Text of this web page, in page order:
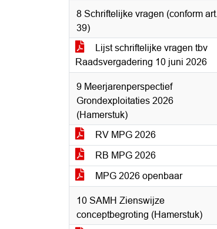
8 Schriftelijke vragen (conform art.
39)
Lijst schriftelijke vragen tbv
Raadsvergadering 10 juni 2026
9 Meerjarenperspectief
Grondexploitaties 2026
(Hamerstuk)
RV MPG 2026
RB MPG 2026
MPG 2026 openbaar
10 SAMH Zienswijze
conceptbegroting (Hamerstuk)